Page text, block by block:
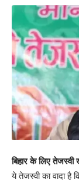
बिहार के लिए तेजस्वी
ये तेजस्वी का वादा